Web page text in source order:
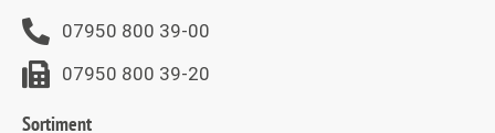
07950 800 39-00
07950 800 39-20
Sortiment